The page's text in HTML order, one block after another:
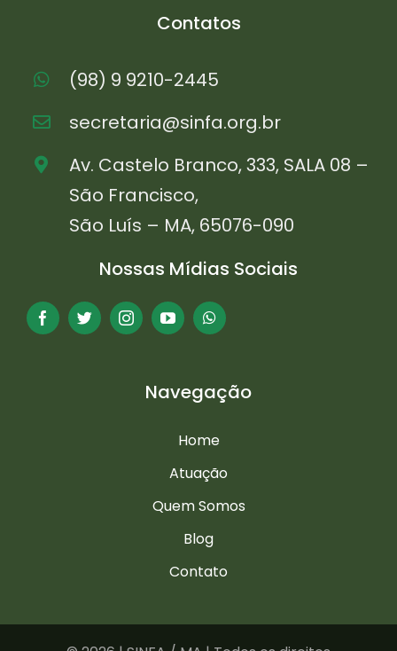
Contatos
(98) 9 9210-2445
secretaria@sinfa.org.br
Av. Castelo Branco, 333, SALA 08 –
São Francisco,
São Luís – MA, 65076-090
Nossas Mídias Sociais
Navegação
Home
Atuação
Quem Somos
Blog
Contato